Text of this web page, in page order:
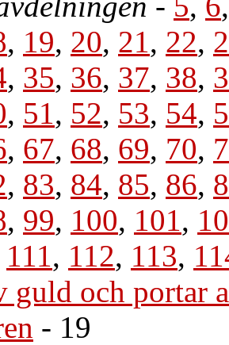
, 19, 20, 21, 22,
, 35, 36, 37, 38,
, 51, 52, 53, 54,
, 67, 68, 69, 70,
, 83, 84, 85, 86,
, 99, 100, 101,
111, 112, 113,
guld och portar
- 19